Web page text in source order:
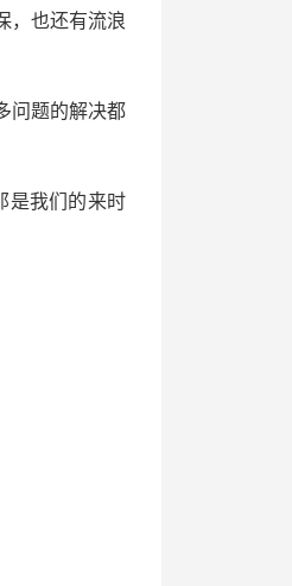
，也还有流浪
问题的解决都
是我们的来时